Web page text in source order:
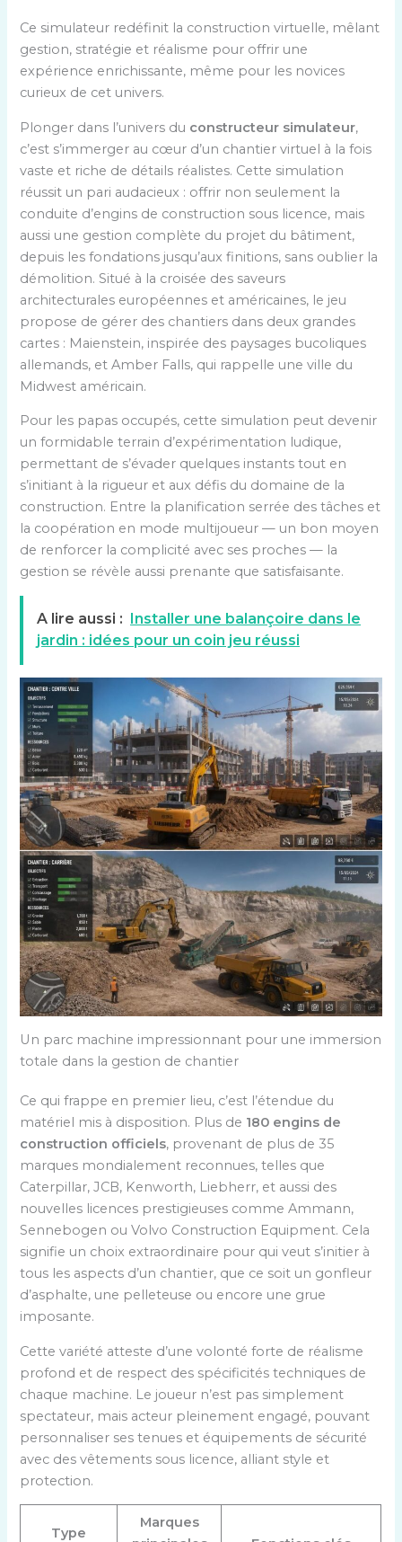
Ce simulateur redéfinit la construction virtuelle, mêlant
gestion, stratégie et réalisme pour offrir une
expérience enrichissante, même pour les novices
curieux de cet univers.
Plonger dans l’univers du constructeur simulateur,
c’est s’immerger au cœur d’un chantier virtuel à la fois
vaste et riche de détails réalistes. Cette simulation
réussit un pari audacieux : offrir non seulement la
conduite d’engins de construction sous licence, mais
aussi une gestion complète du projet du bâtiment,
depuis les fondations jusqu’aux finitions, sans oublier la
démolition. Situé à la croisée des saveurs
architecturales européennes et américaines, le jeu
propose de gérer des chantiers dans deux grandes
cartes : Maienstein, inspirée des paysages bucoliques
allemands, et Amber Falls, qui rappelle une ville du
Midwest américain.
Pour les papas occupés, cette simulation peut devenir
un formidable terrain d’expérimentation ludique,
permettant de s’évader quelques instants tout en
s’initiant à la rigueur et aux défis du domaine de la
construction. Entre la planification serrée des tâches et
la coopération en mode multijoueur — un bon moyen
de renforcer la complicité avec ses proches — la
gestion se révèle aussi prenante que satisfaisante.
A lire aussi :
Installer une balançoire dans le
jardin : idées pour un coin jeu réussi
Un parc machine impressionnant pour une immersion
totale dans la gestion de chantier
Ce qui frappe en premier lieu, c’est l’étendue du
matériel mis à disposition. Plus de 180 engins de
construction officiels, provenant de plus de 35
marques mondialement reconnues, telles que
Caterpillar, JCB, Kenworth, Liebherr, et aussi des
nouvelles licences prestigieuses comme Ammann,
Sennebogen ou Volvo Construction Equipment. Cela
signifie un choix extraordinaire pour qui veut s’initier à
tous les aspects d’un chantier, que ce soit un gonfleur
d’asphalte, une pelleteuse ou encore une grue
imposante.
Cette variété atteste d’une volonté forte de réalisme
profond et de respect des spécificités techniques de
chaque machine. Le joueur n’est pas simplement
spectateur, mais acteur pleinement engagé, pouvant
personnaliser ses tenues et équipements de sécurité
avec des vêtements sous licence, alliant style et
protection.
Type
Marques